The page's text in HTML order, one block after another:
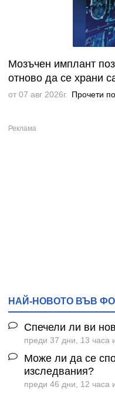
Мозъчен имплант
отново да се храни
от 07 авг 2026г. Прочети
НАЙ-НОВОТО ВЪВ
Спечели ли ви
преди 37 дни, 13 часа
Може ли да се
изследвания?
преди 46 дни, 12 часа